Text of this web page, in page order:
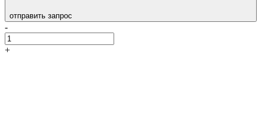
отправить запрос
-
+